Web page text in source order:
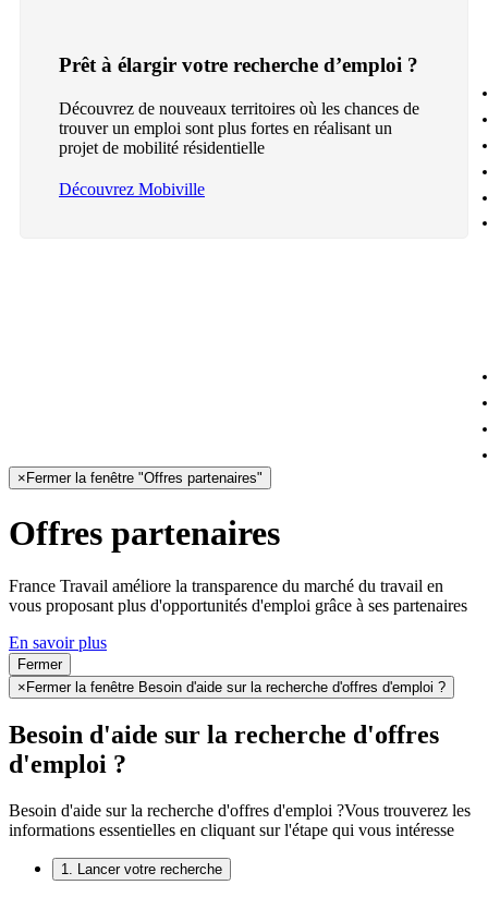
Prêt à élargir votre recherche d’emploi ?
Découvrez de nouveaux territoires où les chances de
trouver un emploi sont plus fortes en réalisant un
projet de mobilité résidentielle
Découvrez Mobiville
× Fermer la fenêtre "Offres partenaires"
Offres partenaires
France Travail améliore la transparence du marché du travail en
vous proposant plus d'opportunités d'emploi grâce à ses partenaires
En savoir plus
Fermer
× Fermer la fenêtre Besoin d'aide sur la recherche d'offres d'emploi ?
Besoin d'aide sur la recherche d'offres
d'emploi ?
Besoin d'aide sur la recherche d'offres d'emploi ?Vous trouverez les
informations essentielles en cliquant sur l'étape qui vous intéresse
1. Lancer votre recherche